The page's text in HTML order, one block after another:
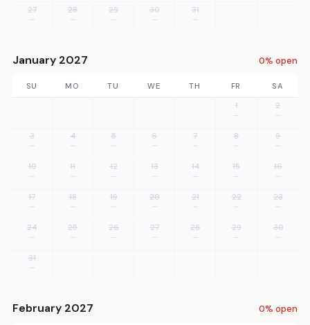
27
—
28
—
29
—
30
—
31
—
January 2027 0% open
SU MO TU WE TH FR
SA
1
—
2
—
3
—
4
—
5
—
6
—
7
—
8
—
9
—
10
—
11
—
12
—
13
—
14
—
15
—
16
—
17
—
18
—
19
—
20
—
21
—
22
—
23
—
24
—
25
—
26
—
27
—
28
—
29
—
30
—
31
—
February 2027 0% open